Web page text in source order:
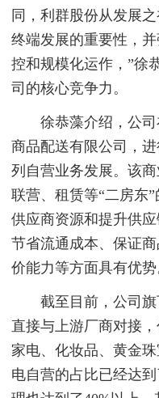
同，利群股份从发展
终端发展的重要性，
控和规模化运作，”徐
司的核心竞争力。
徐恭藻介绍，公司
商品配送有限公司，
列自营业务发展。该
联营、租赁等“二房东
供应商资源和提升供
节省流通成本、保证
价能力等方面具有优势
截至目前，公司旗
直接与上游厂商对接
家电、化妆品、黄金
电自营的占比已经达